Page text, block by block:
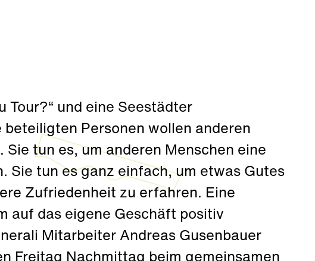
Tour?“ und eine Seestädter
Personen wollen anderen
Sie tun es, um anderen Menschen eine
Sie tun es ganz einfach, um etwas Gutes
Zufriedenheit zu erfahren. Eine
auf das eigene Geschäft positiv
Mitarbeiter Andreas Gusenbauer
Freitag Nachmittag beim gemeinsamen